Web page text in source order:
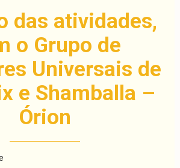
das atividades,
o Grupo de
Universais de
e Shamballa –
Órion